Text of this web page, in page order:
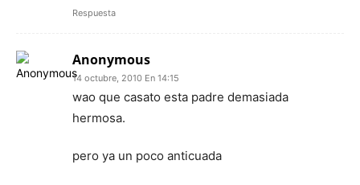
Respuesta
Anonymous
14 octubre, 2010 En 14:15
wao que casato esta padre demasiada
hermosa.
pero ya un poco anticuada